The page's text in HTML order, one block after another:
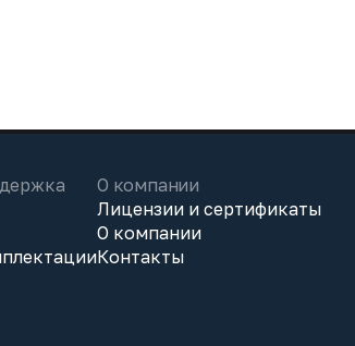
О компании
Лицензии и сертификаты
О компании
Контакты